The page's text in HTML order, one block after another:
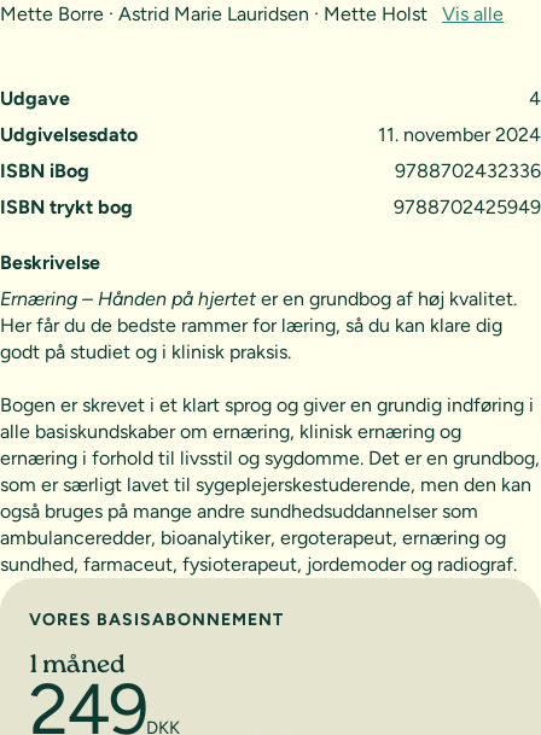
Udgave
4
Udgivelsesdato
11. november 2024
ISBN iBog
9788702432336
ISBN trykt bog
9788702425949
Mette Borre · Astrid Marie Lauridsen · Mette Holst Vis alle
Beskrivelse
Ernæring – Hånden på hjerteter en grundbog af høj kvalitet.
Her får du de bedste rammer for læring, så du kan klare dig
godt på studiet og i klinisk praksis.
Bogen er skrevet i et klart sprog og giver en grundig indføring i
alle basiskundskaber om ernæring, klinisk ernæring og
ernæring i forhold til livsstil og sygdomme. Det er en grundbog,
som er særligt lavet til sygeplejerskestuderende, men den kan
også bruges på mange andre sundhedsuddannelser som
ambulanceredder, bioanalytiker, ergoterapeut, ernæring og
sundhed, farmaceut, fysioterapeut, jordemoder og radiograf.
Vælg abonnement
VORES BASISABONNEMENT
1 måned
249DKK